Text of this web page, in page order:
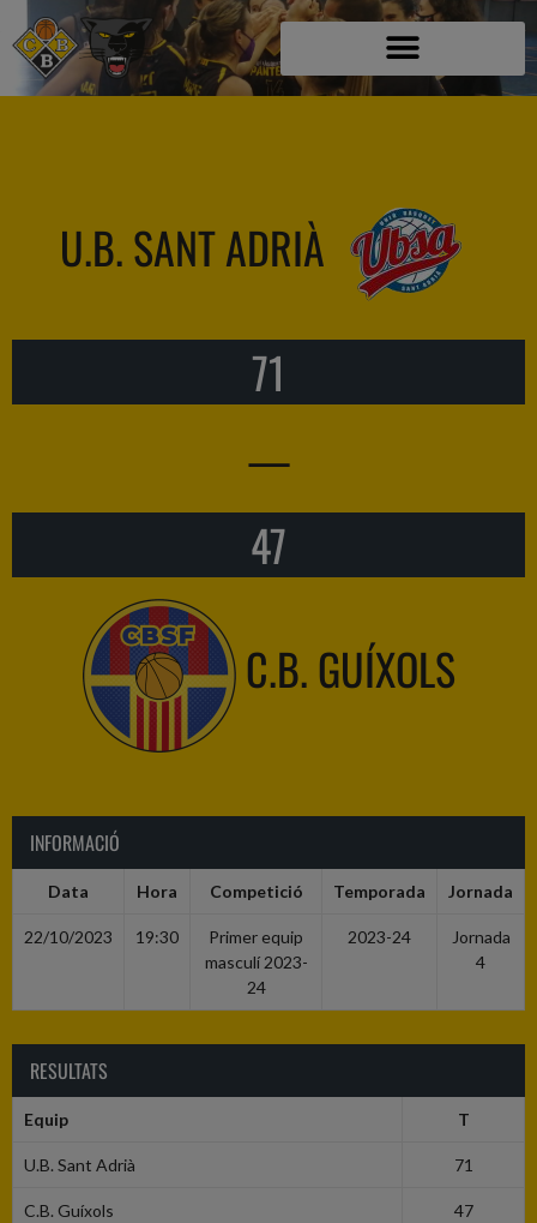
U.B. SANT ADRIÀ
71
—
47
C.B. GUÍXOLS
INFORMACIÓ
Data Hora Competició Temporada Jornada
22/10/2023 19:30
Primer equip
masculí 2023-
24
2023-24
Jornada
4
RESULTATS
Equip T
U.B. Sant Adrià 71
C.B. Guíxols 47